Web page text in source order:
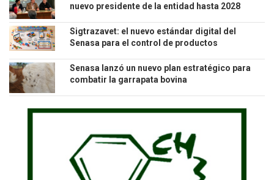
nuevo presidente de la entidad hasta 2028
Sigtrazavet: el nuevo estándar digital del
Senasa para el control de productos
Senasa lanzó un nuevo plan estratégico para
combatir la garrapata bovina